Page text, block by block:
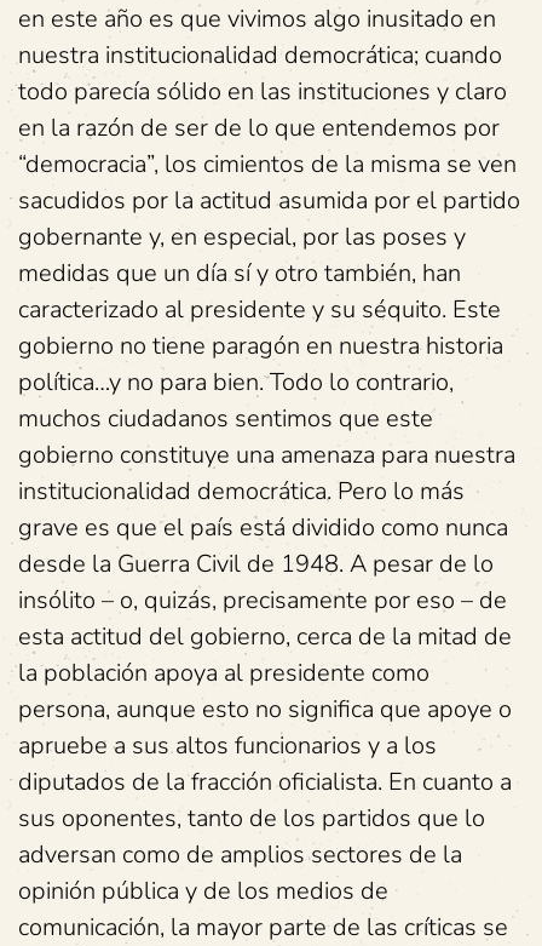
en este año es que vivimos algo inusitado en
nuestra institucionalidad democrática; cuando
todo parecía sólido en las instituciones y claro
en la razón de ser de lo que entendemos por
“democracia”, los cimientos de la misma se ven
sacudidos por la actitud asumida por el partido
gobernante y, en especial, por las poses y
medidas que un día sí y otro también, han
caracterizado al presidente y su séquito. Este
gobierno no tiene paragón en nuestra historia
política…y no para bien. Todo lo contrario,
muchos ciudadanos sentimos que este
gobierno constituye una amenaza para nuestra
institucionalidad democrática. Pero lo más
grave es que el país está dividido como nunca
desde la Guerra Civil de 1948. A pesar de lo
insólito – o, quizás, precisamente por eso – de
esta actitud del gobierno, cerca de la mitad de
la población apoya al presidente como
persona, aunque esto no significa que apoye o
apruebe a sus altos funcionarios y a los
diputados de la fracción oficialista. En cuanto a
sus oponentes, tanto de los partidos que lo
adversan como de amplios sectores de la
opinión pública y de los medios de
comunicación, la mayor parte de las críticas se